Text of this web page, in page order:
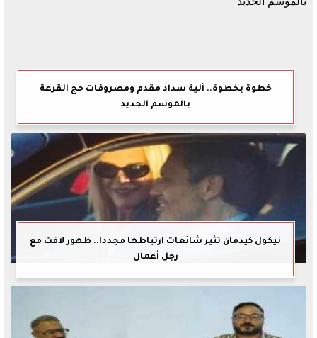
خطوة بخطوة.. آلية سداد مقدم ومصروفات حج القرعة
بالموسم الجديد
نيكول كيدمان تثير شائعات ارتباطها مجددا.. ظهور لافت مع
رجل أعمال